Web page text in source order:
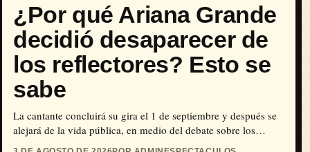
¿Por qué Ariana Grande
decidió desaparecer de
los reflectores? Esto se
sabe
La cantante concluirá su gira el 1 de septiembre y después se
alejará de la vida pública, en medio del debate sobre los